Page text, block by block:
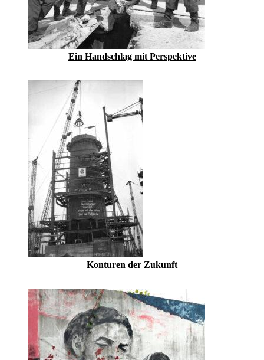
Ein Handschlag mit Perspektive
Konturen der Zukunft